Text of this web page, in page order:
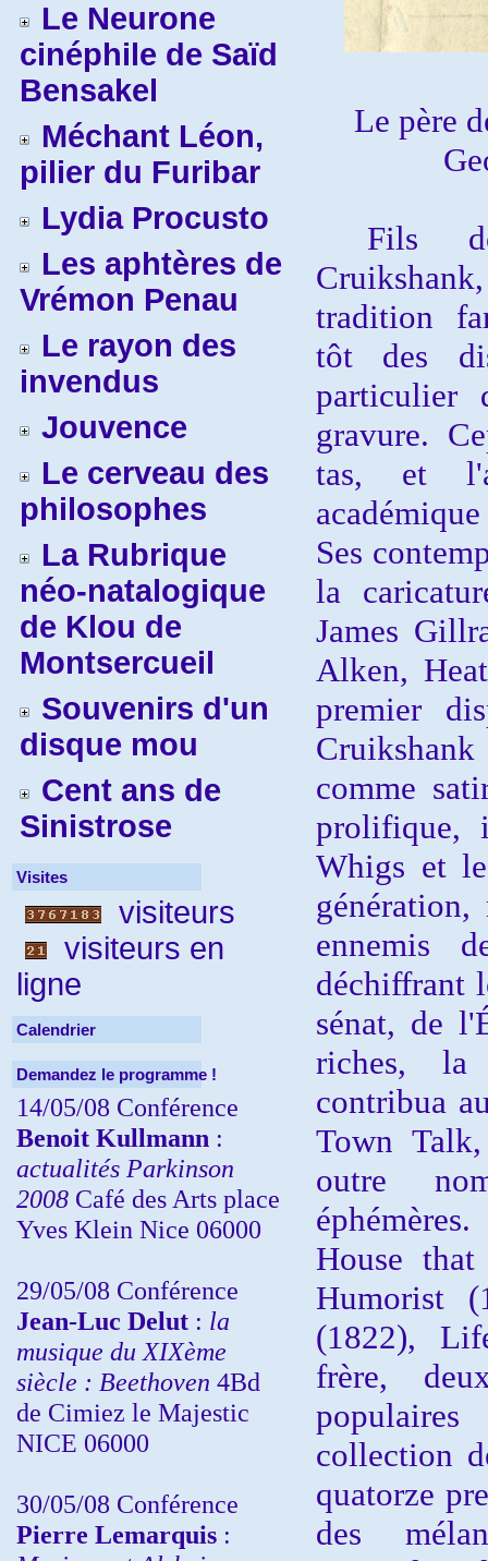
Le Neurone
cinéphile de Saïd
Bensakel
Méchant Léon,
pilier du Furibar
Lydia Procusto
Les aphtères de
Vrémon Penau
Le rayon des
invendus
Jouvence
Le cerveau des
philosophes
La Rubrique
néo-natalogique
de Klou de
Montsercueil
Souvenirs d'un
disque mou
Cent ans de
Sinistrose
Visites
visiteurs
visiteurs en
ligne
Calendrier
Demandez le programme !
14/05/08 Conférence
Benoit Kullmann :
actualités Parkinson
2008 Café des Arts place
Yves Klein Nice 06000
29/05/08 Conférence
Jean-Luc Delut : la
musique du XIXème
siècle : Beethoven 4Bd
de Cimiez le Majestic
NICE 06000
30/05/08 Conférence
Pierre Lemarquis :
Le père
Fils de
tradition
tôt des
particulier
gravure.
tas, et
Ses
la
James
Alken,
premier
comme
prolifique,
Whigs et
ennemis
déchiffrant
sénat, de
riches,
contribua
Town
outre
House
Humorist
(1822),
frère,
collection
quatorze
des